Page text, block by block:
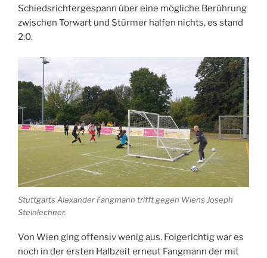
Schiedsrichtergespann über eine mögliche Berührung
zwischen Torwart und Stürmer halfen nichts, es stand
2:0.
Stuttgarts Alexander Fangmann trifft gegen Wiens Joseph
Steinlechner.
Von Wien ging offensiv wenig aus. Folgerichtig war es
noch in der ersten Halbzeit erneut Fangmann der mit